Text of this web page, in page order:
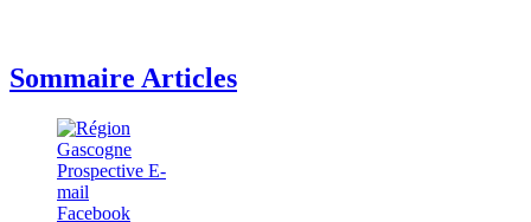
Sommaire Articles